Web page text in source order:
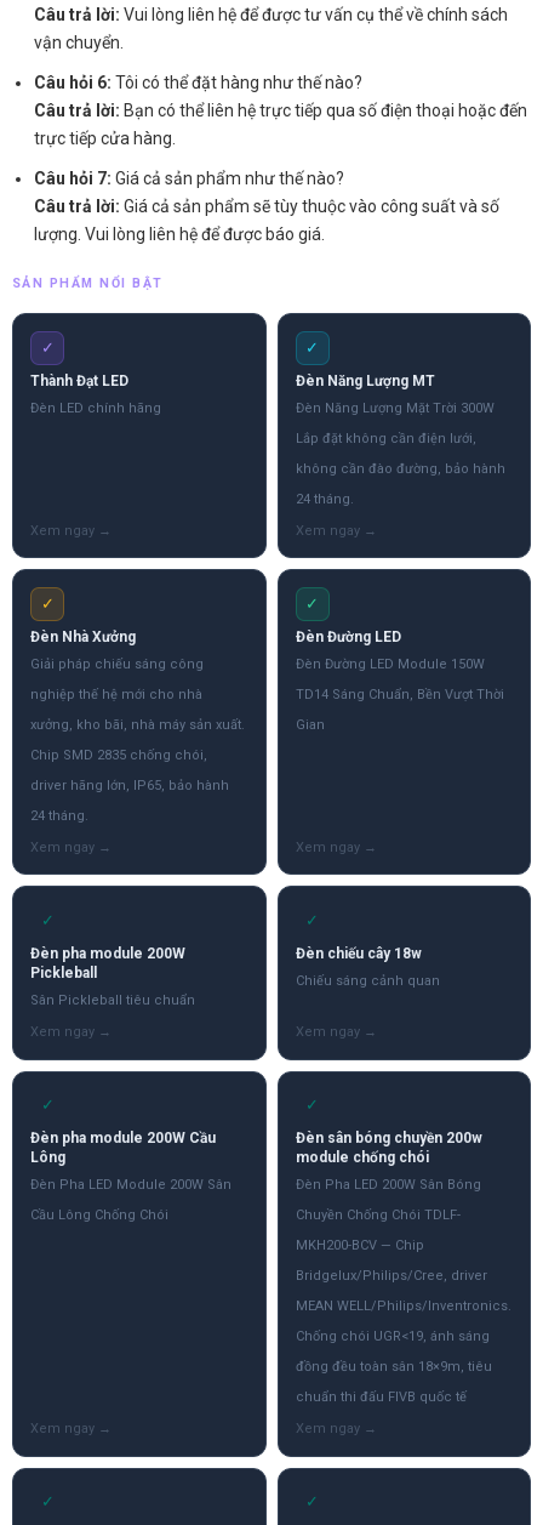
Câu trả lời: Vui lòng liên hệ để được tư vấn cụ thể về chính sách
vận chuyển.
Câu hỏi 6: Tôi có thể đặt hàng như thế nào?
Câu trả lời: Bạn có thể liên hệ trực tiếp qua số điện thoại hoặc đến
trực tiếp cửa hàng.
Câu hỏi 7: Giá cả sản phẩm như thế nào?
Câu trả lời: Giá cả sản phẩm sẽ tùy thuộc vào công suất và số
lượng. Vui lòng liên hệ để được báo giá.
SẢN PHẨM NỔI BẬT
✓
Thành Đạt LED
Đèn LED chính hãng
✓
Đèn Năng Lượng MT
Đèn Năng Lượng Mặt Trời 300W
Lắp đặt không cần điện lưới,
không cần đào đường, bảo hành
24 tháng.
✓
Đèn Nhà Xưởng
Giải pháp chiếu sáng công
nghiệp thế hệ mới cho nhà
xưởng, kho bãi, nhà máy sản xuất.
Chip SMD 2835 chống chói,
driver hãng lớn, IP65, bảo hành
24 tháng.
✓
Đèn Đường LED
Đèn Đường LED Module 150W
TD14 Sáng Chuẩn, Bền Vượt Thời
Gian
✓
Đèn pha module 200W
Pickleball
Sân Pickleball tiêu chuẩn
✓
Đèn chiếu cây 18w
Chiếu sáng cảnh quan
✓
Đèn pha module 200W Cầu
Lông
Đèn Pha LED Module 200W Sân
Cầu Lông Chống Chói
✓
Đèn sân bóng chuyền 200w
module chống chói
Đèn Pha LED 200W Sân Bóng
Chuyền Chống Chói TDLF-
MKH200-BCV — Chip
Bridgelux/Philips/Cree, driver
MEAN WELL/Philips/Inventronics.
Chống chói UGR<19, ánh sáng
đồng đều toàn sân 18×9m, tiêu
chuẩn thi đấu FIVB quốc tế
✓ ✓